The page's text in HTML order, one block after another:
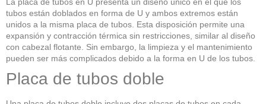
tubos están doblados en forma de U y ambos extremos están
unidos a la misma placa de tubos. Esta disposición permite una
expansión y contracción térmica sin restricciones, similar al diseño
con cabezal flotante. Sin embargo, la limpieza y el mantenimiento
pueden ser más complicados debido a la forma en U de los tubos.
Placa de tubos doble